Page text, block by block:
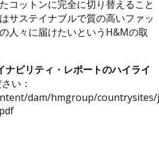
コットンに完全に切り替えること
サステイナブルで質の高いファッ
人々に届けたいというH&Mの取
ビリティ・レポートのハイライ
い：
dam/hmgroup/countrysites/